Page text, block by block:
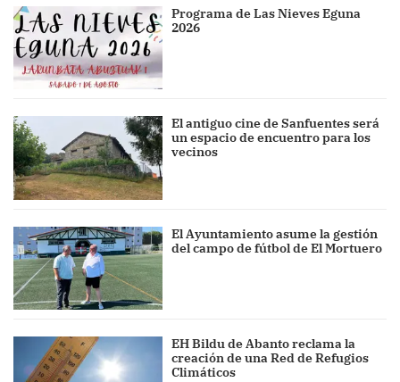
Programa de Las Nieves Eguna
2026
El antiguo cine de Sanfuentes será
un espacio de encuentro para los
vecinos
El Ayuntamiento asume la gestión
del campo de fútbol de El Mortuero
EH Bildu de Abanto reclama la
creación de una Red de Refugios
Climáticos